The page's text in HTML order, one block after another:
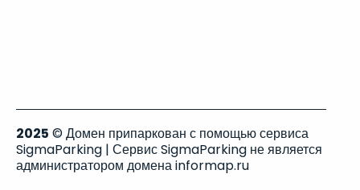
2025 © Домен припаркован с помощью сервиса
SigmaParking | Сервис SigmaParking не является
администратором домена informap.ru